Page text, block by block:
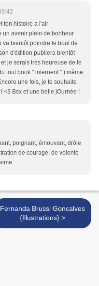
ton histoire a l'air
un avenir plein de bonheur
va bientôt poindre le bout de
d'édition publiera bientôt
je serais très heureuse de le
tout book " internent " ) même
une fois, je te souhaite
<3 Bsx et une belle jOurnée !
poignant, émouvant, drôle
de courage, de volonté
Fernanda Brussi Goncalves
{Illustrations} >